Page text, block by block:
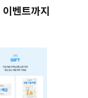
벤트까지